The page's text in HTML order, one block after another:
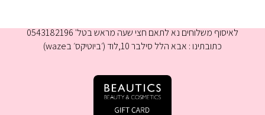
לאיסוף משלוחים נא לתאם חצי שעה מראש בטל' 0543182196
כתובתינו : אבא הלל סילבר 10,לוד (׳ביוטיקס׳ בwaze)